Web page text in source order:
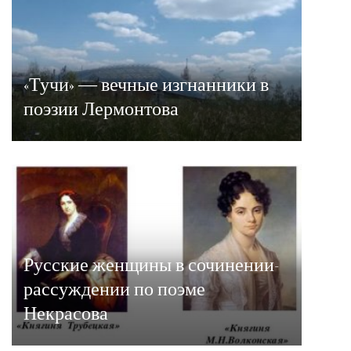
«Тучи» — вечные изгнанники в
поэзии Лермонтова
Русские женщины в сочинении-
рассуждении по поэме
Некрасова